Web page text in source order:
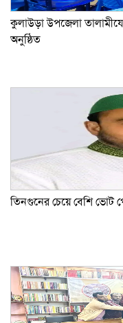
কুলাউড়া উপজেলা
অনুষ্ঠিত
তিনগুনের চেয়ে বেশি ভোট